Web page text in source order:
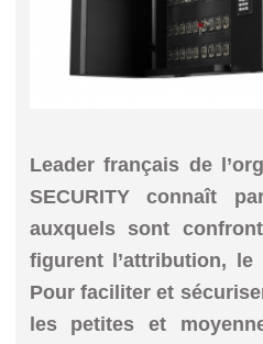
Leader français de
SECURITY connaît
auxquels sont
figurent l’attribution,
Pour faciliter et
les petites et